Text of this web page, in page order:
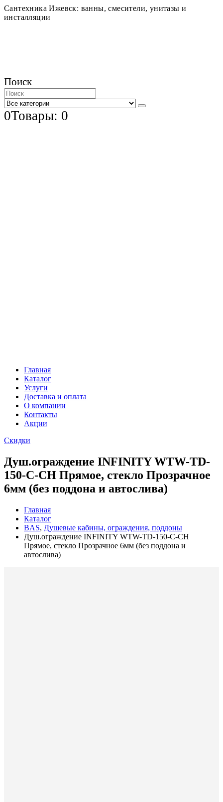
Сантехника Ижевск: ванны, смесители, унитазы и
инсталляции
Поиск
0Товары: 0
Главная
Каталог
Услуги
Доставка и оплата
О компании
Контакты
Акции
Скидки
Душ.ограждение INFINITY WTW-TD-
150-С-CH Прямое, стекло Прозрачное
6мм (без поддона и автослива)
Главная
Каталог
BAS, Душевые кабины, ограждения, поддоны
Душ.ограждение INFINITY WTW-TD-150-С-CH
Прямое, стекло Прозрачное 6мм (без поддона и
автослива)